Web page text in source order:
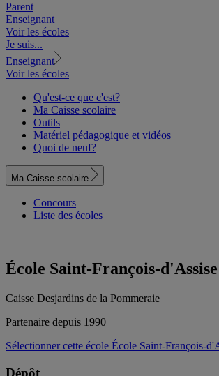
Parent
Enseignant
Voir les écoles
Je suis...
Enseignant
Voir les écoles
Qu'est-ce que c'est?
Ma Caisse scolaire
Outils
Matériel pédagogique et vidéos
Quoi de neuf?
Ma Caisse scolaire
Concours
Liste des écoles
École Saint-François-d'Assise
Caisse Desjardins de la Pommeraie
Partenaire depuis 1990
Sélectionner cette école École Saint-François-
Dépôt